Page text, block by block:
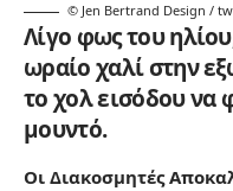
© Jen Bertrand Design /
Λίγο φως του
ωραίο χαλί στην
το χολ εισόδου να
μουντό.
Οι Διακοσμητές